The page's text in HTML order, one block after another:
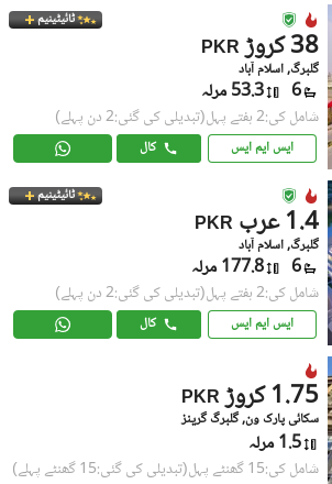
ٹائیٹینیم
PKR 38 کروڑ
گلبرگ, اسلام آباد
6 53.3 مرلہ
شامل کی:2 ہفتے پہل (تبدیلی کی گئی:2 دن پہلے)
ایس ایم ایس کال
ٹائیٹینیم
PKR 1.4 عرب
گلبرگ, اسلام آباد
6 177.8 مرلہ
شامل کی:2 ہفتے پہل (تبدیلی کی گئی:2 دن پہلے)
ایس ایم ایس کال
PKR 1.75 کروڑ
سکائی پارک ون, گلبرگ گرینز
1.5 مرلہ
شامل کی:15 گھنٹے پہل (تبدیلی کی گئی:15 گھنٹے پہلے)